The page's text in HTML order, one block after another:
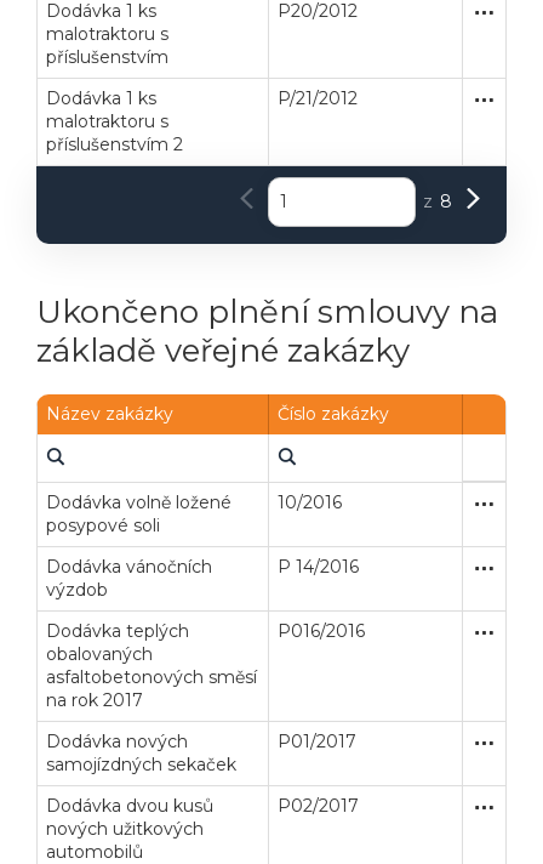
Dodávka 1 ks
malotraktoru s
příslušenstvím
P20/2012
Dodávka 1 ks
malotraktoru s
příslušenstvím 2
P/21/2012
z 8
Ukončeno plnění smlouvy na
základě veřejné zakázky
Název zakázky Číslo zakázky
Dodávka volně ložené
posypové soli
10/2016
Dodávka vánočních
výzdob
P 14/2016
Dodávka teplých
obalovaných
asfaltobetonových směsí
na rok 2017
P016/2016
Dodávka nových
samojízdných sekaček
P01/2017
Dodávka dvou kusů
nových užitkových
automobilů
P02/2017